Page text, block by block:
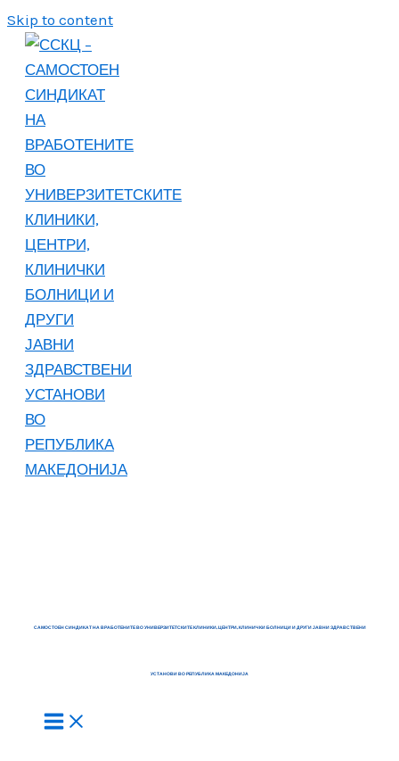
Skip to content
САМОСТОЕН СИНДИКАТ НА ВРАБОТЕНИТЕ ВО УНИВЕРЗИТЕТСКИТЕ КЛИНИКИ, ЦЕНТРИ, КЛИНИЧКИ БОЛНИЦИ И ДРУГИ ЈАВНИ ЗДРАВСТВЕНИ
УСТАНОВИ ВО РЕПУБЛИКА МАКЕДОНИЈА